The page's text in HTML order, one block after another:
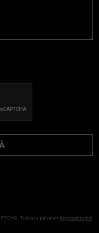
Tutustu palvelun käyttöehtoihin